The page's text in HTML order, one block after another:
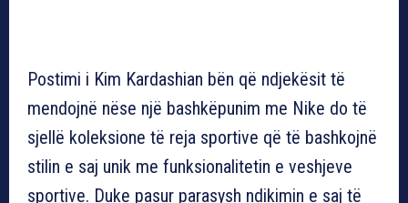
Postimi i Kim Kardashian bën që ndjekësit të
mendojnë nëse një bashkëpunim me Nike do të
sjellë koleksione të reja sportive që të bashkojnë
stilin e saj unik me funksionalitetin e veshjeve
sportive. Duke pasur parasysh ndikimin e saj të